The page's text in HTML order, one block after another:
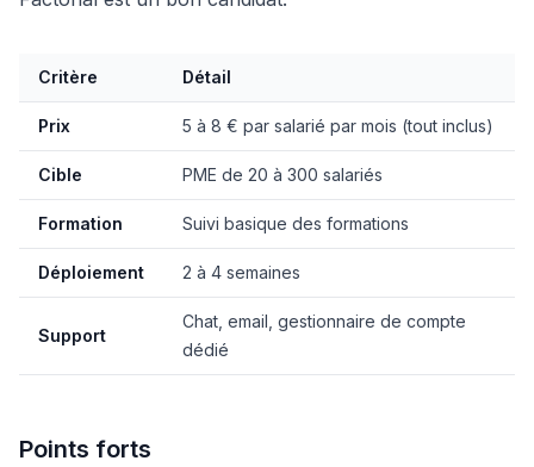
Critère Détail
Prix 5 à 8 € par salarié par mois (tout inclus)
Cible PME de 20 à 300 salariés
Formation Suivi basique des formations
Déploiement 2 à 4 semaines
Support
Chat, email, gestionnaire de compte
dédié
Points forts